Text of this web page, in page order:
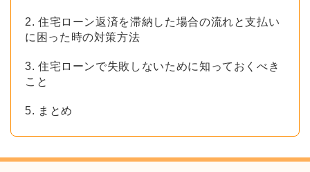
2. 住宅ローン返済を滞納した場合の流れと支払い
に困った時の対策方法
3. 住宅ローンで失敗しないために知っておくべき
こと
5. まとめ